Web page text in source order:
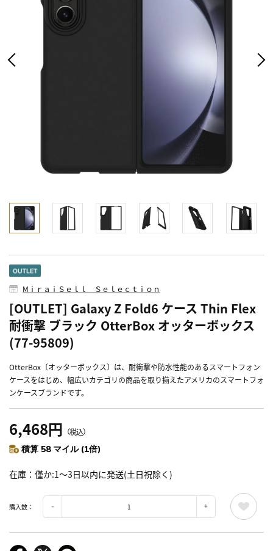
MⅰｒａｉＳｅｌｌ Ｓｅｌｅｃｔｉｏｎ
[OUTLET] Galaxy Z Fold6 ケース Thin Flex
耐衝撃 ブラック OtterBox オッターボックス
(77-95809)
OtterBox〔オッターボックス〕は、耐衝撃や防水性能のあるスマートフォン
ケースをはじめ、幅広いカテゴリの商品を取り揃えたアメリカのスマートフォ
ンケースブランドです。
6,468円 （税込）
積算 58 マイル (1倍)
在庫 僅か:1～3日以内に発送(土日祝除く)
購入数：